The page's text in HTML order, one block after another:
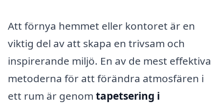
Att förnya hemmet eller kontoret är en
viktig del av att skapa en trivsam och
inspirerande miljö. En av de mest effektiva
metoderna för att förändra atmosfären i
ett rum är genom tapetsering i